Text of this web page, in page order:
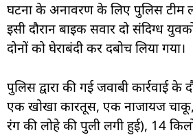
घटना के अनावरण के लिए पुलिस टीम
इसी दौरान बाइक सवार दो संदिग्ध
दोनों को घेराबंदी कर दबोच लिया गया।
पुलिस द्वारा की गई जवाबी कार्रवाई
एक खोखा कारतूस, एक नाजायज चाकू,
रंग की लोहे की पुली लगी हुई), 14